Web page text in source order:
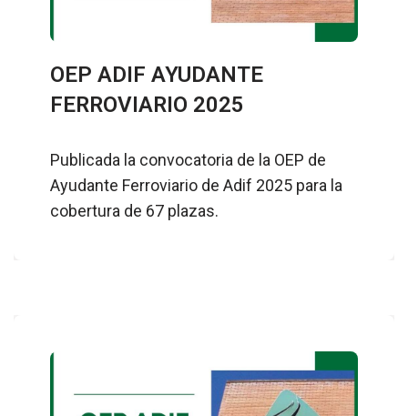
OEP ADIF AYUDANTE
FERROVIARIO 2025
Publicada la convocatoria de la OEP de
Ayudante Ferroviario de Adif 2025 para la
cobertura de 67 plazas.